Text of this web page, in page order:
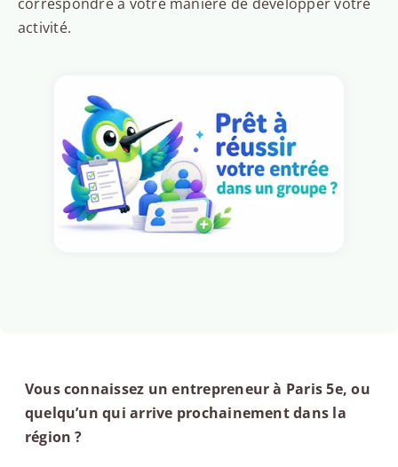
correspondre à votre manière de développer votre
activité.
Vous connaissez un entrepreneur à Paris 5e, ou
quelqu’un qui arrive prochainement dans la
région ?